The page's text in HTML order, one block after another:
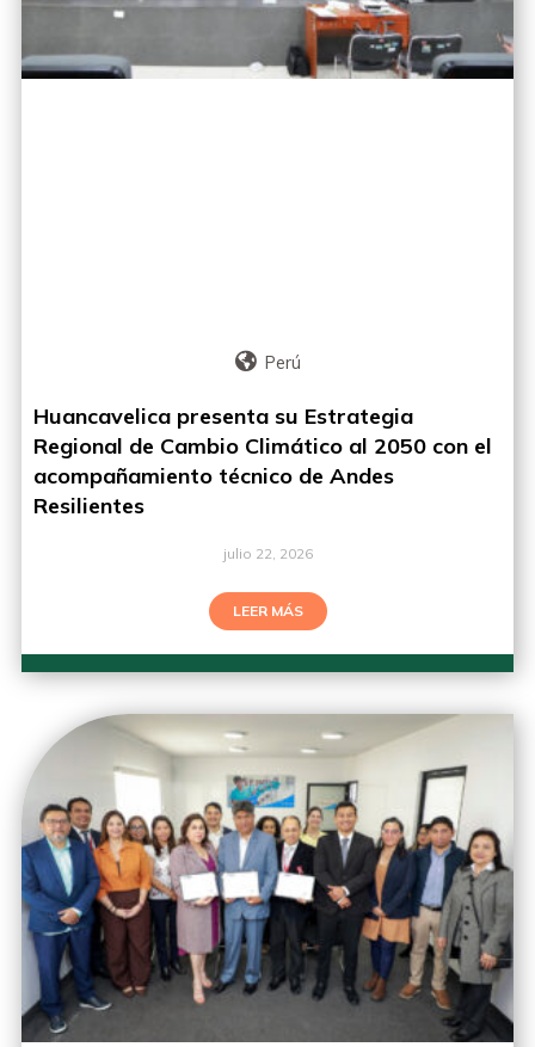
Perú
Huancavelica presenta su Estrategia
Regional de Cambio Climático al 2050 con el
acompañamiento técnico de Andes
Resilientes
julio 22, 2026
LEER MÁS